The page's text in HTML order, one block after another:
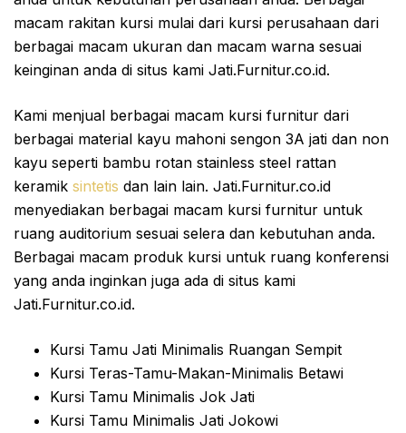
macam rakitan kursi mulai dari kursi perusahaan dari
berbagai macam ukuran dan macam warna sesuai
keinginan anda di situs kami Jati.Furnitur.co.id.
Kami menjual berbagai macam kursi furnitur dari
berbagai material kayu mahoni sengon 3A jati dan non
kayu seperti bambu rotan stainless steel rattan
keramik sintetis dan lain lain. Jati.Furnitur.co.id
menyediakan berbagai macam kursi furnitur untuk
ruang auditorium sesuai selera dan kebutuhan anda.
Berbagai macam produk kursi untuk ruang konferensi
yang anda inginkan juga ada di situs kami
Jati.Furnitur.co.id.
Kursi Tamu Jati Minimalis Ruangan Sempit
Kursi Teras-Tamu-Makan-Minimalis Betawi
Kursi Tamu Minimalis Jok Jati
Kursi Tamu Minimalis Jati Jokowi